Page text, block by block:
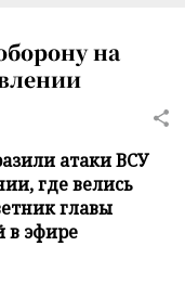
на
атаки ВСУ
где велись
главы
в эфире